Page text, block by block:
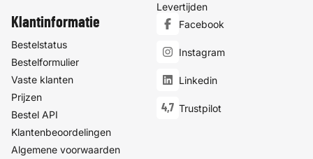
Levertijden
Klantinformatie
Bestelstatus
Bestelformulier
Vaste klanten
Prijzen
Bestel API
Klantenbeoordelingen
Algemene voorwaarden
Facebook
Instagram
Linkedin
4,7 Trustpilot